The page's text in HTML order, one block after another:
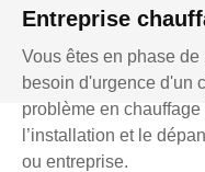
Entreprise
Vous êtes en phase
besoin d'urgence d'un
problème en
l’installation et le
ou entreprise.